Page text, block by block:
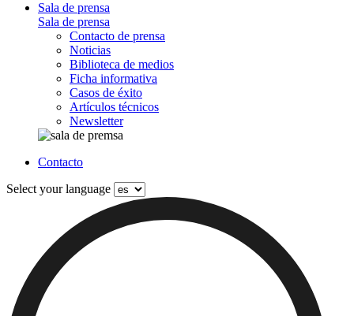
Sala de prensa
Sala de prensa
Contacto de prensa
Noticias
Biblioteca de medios
Ficha informativa
Casos de éxito
Artículos técnicos
Newsletter
Contacto
Select your language